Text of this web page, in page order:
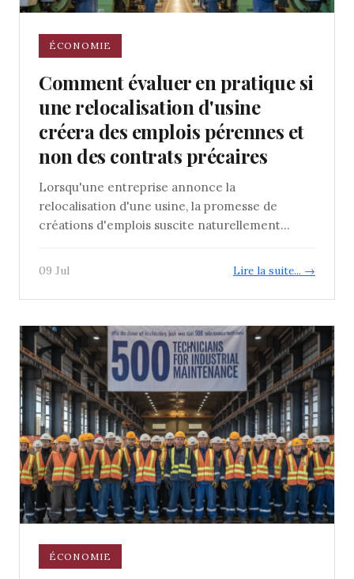
ÉCONOMIE
Comment évaluer en pratique si
une relocalisation d'usine
créera des emplois pérennes et
non des contrats précaires
Lorsqu'une entreprise annonce la
relocalisation d'une usine, la promesse de
créations d'emplois suscite naturellement...
09 Jul Lire la suite... →
ÉCONOMIE